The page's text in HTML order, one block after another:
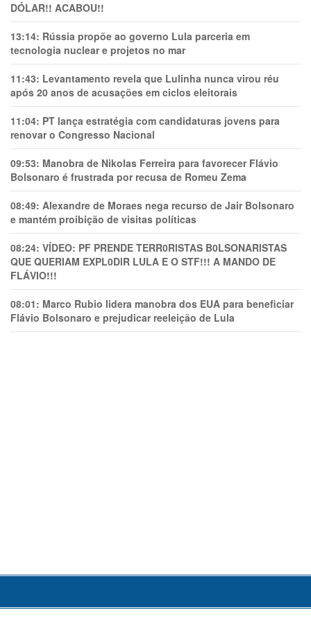
DÓLAR!! ACABOU!!
13:14: Rússia propõe ao governo Lula parceria em
tecnologia nuclear e projetos no mar
11:43: Levantamento revela que Lulinha nunca virou réu
após 20 anos de acusações em ciclos eleitorais
11:04: PT lança estratégia com candidaturas jovens para
renovar o Congresso Nacional
09:53: Manobra de Nikolas Ferreira para favorecer Flávio
Bolsonaro é frustrada por recusa de Romeu Zema
08:49: Alexandre de Moraes nega recurso de Jair Bolsonaro
e mantém proibição de visitas políticas
08:24: VÍDEO: PF PRENDE TERR0RlSTAS B0LSONARlSTAS
QUE QUERIAM EXPL0DlR LULA E O STF!!! A MANDO DE
FLÁVIO!!!
08:01: Marco Rubio lidera manobra dos EUA para beneficiar
Flávio Bolsonaro e prejudicar reeleição de Lula